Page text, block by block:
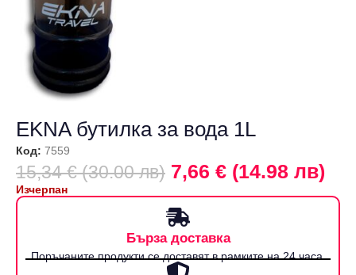
EKNA бутилка за вода 1L
Код: 7559
15,34 € (30.00 лв) 7,66 € (14.98 лв)
Изчерпан
Бърза доставка
Поръчаните продукти се доставят в рамките на 24 часа.